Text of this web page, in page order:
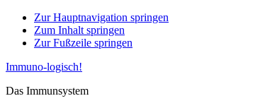
Zur Hauptnavigation springen
Zum Inhalt springen
Zur Fußzeile springen
Immuno-logisch!
Das Immunsystem